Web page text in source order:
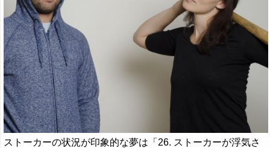
ストーカーの状況が印象的な夢は「26. ストーカーが浮気さ